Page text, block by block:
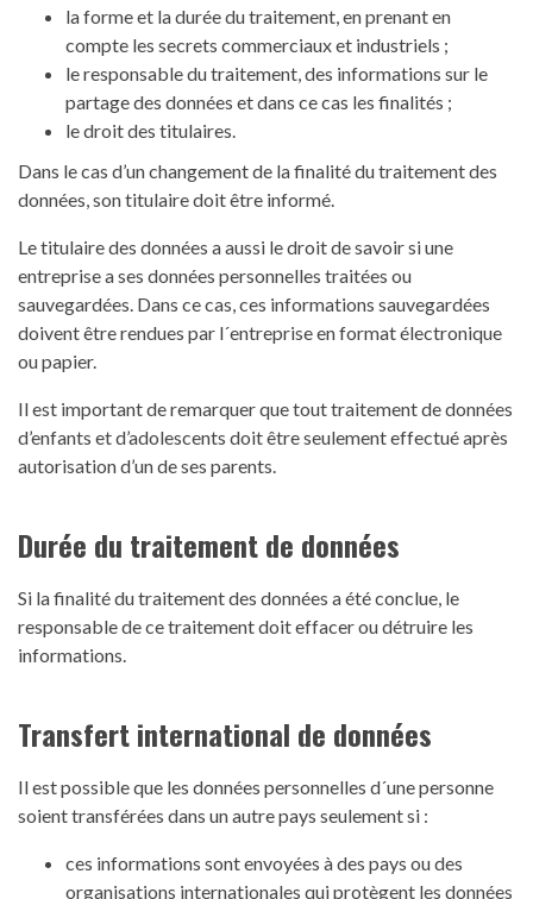
la forme et la durée du traitement, en prenant en
compte les secrets commerciaux et industriels ;
le responsable du traitement, des informations sur le
partage des données et dans ce cas les finalités ;
le droit des titulaires.
Dans le cas d’un changement de la finalité du traitement des
données, son titulaire doit être informé.
Le titulaire des données a aussi le droit de savoir si une
entreprise a ses données personnelles traitées ou
sauvegardées. Dans ce cas, ces informations sauvegardées
doivent être rendues par l´entreprise en format électronique
ou papier.
Il est important de remarquer que tout traitement de données
d’enfants et d’adolescents doit être seulement effectué après
autorisation d’un de ses parents.
Durée du traitement de données
Si la finalité du traitement des données a été conclue, le
responsable de ce traitement doit effacer ou détruire les
informations.
Transfert international de données
Il est possible que les données personnelles d´une personne
soient transférées dans un autre pays seulement si :
ces informations sont envoyées à des pays ou des
organisations internationales qui protègent les données